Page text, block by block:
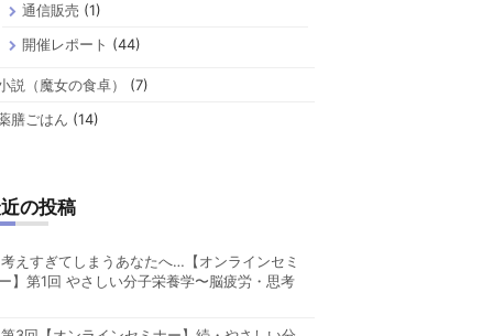
通信販売 (1)
開催レポート (44)
説（魔女の食卓）
(7)
膳ごはん (14)
の投稿
考えすぎてしまうあなたへ…【オンラインセミ
】第1回 やさしい分子栄養学〜脳疲労・思考